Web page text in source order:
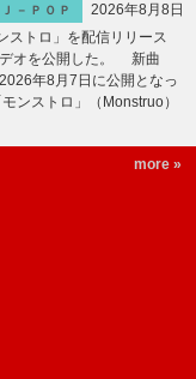
Ｊ－ＰＯＰ
2026年8月8日
ストロ」を配信リリース
デオを公開した。 新曲
年8月7日に公開となっ
ンストロ」（Monstruo）
more »